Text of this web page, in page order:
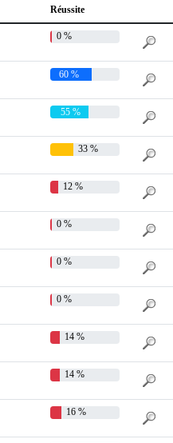
Réussite
0 %
60 %
55 %
33 %
12 %
0 %
0 %
0 %
14 %
14 %
16 %